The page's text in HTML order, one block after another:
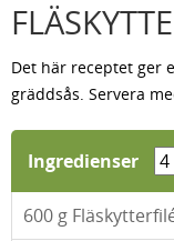
Det här receptet ger
gräddsås. Servera
Ingredienser
600 g